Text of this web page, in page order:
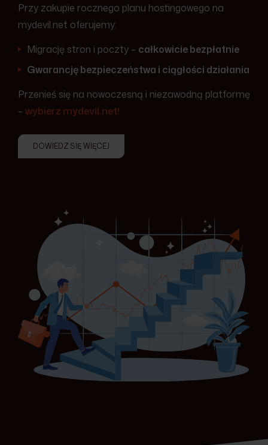
Przy zakupie rocznego planu hostingowego na
mydevil.net oferujemy:
Migrację stron i poczty – całkowicie bezpłatnie
Gwarancję bezpieczeństwa i ciągłości działania
Przenieś się na nowoczesną i niezawodną platformę
– wybierz mydevil.net!
DOWIEDZ SIĘ WIĘCEJ